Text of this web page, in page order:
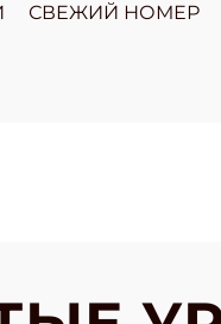
СВЕЖИЙ НОМЕР